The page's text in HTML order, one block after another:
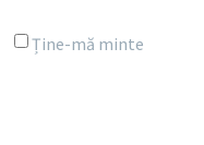
Ține-mă minte